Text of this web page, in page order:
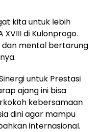
kita untuk lebih
XVIII di Kulonprogo.
dan mental bertarung
untuk Prestasi
ajang ini bisa
kebersamaan
dini agar mampu
internasional.